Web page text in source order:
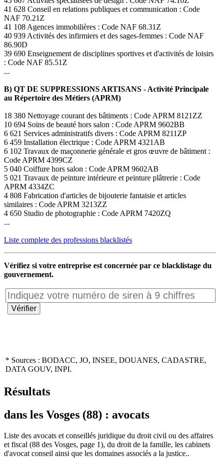
41 628 Conseil en relations publiques et communication : Code
NAF 70.21Z
41 108 Agences immobilières : Code NAF 68.31Z
40 939 Activités des infirmiers et des sages-femmes : Code NAF
86.90D
39 690 Enseignement de disciplines sportives et d'activités de loisirs
: Code NAF 85.51Z
...
B) QT DE SUPPRESSIONS ARTISANS - Activité Principale
au Répertoire des Métiers (APRM)
18 380 Nettoyage courant des bâtiments : Code APRM 8121ZZ
10 694 Soins de beauté hors salon : Code APRM 9602BB
6 621 Services administratifs divers : Code APRM 8211ZP
6 459 Installation électrique : Code APRM 4321AB
6 102 Travaux de maçonnerie générale et gros œuvre de bâtiment :
Code APRM 4399CZ
5 040 Coiffure hors salon : Code APRM 9602AB
5 021 Travaux de peinture intérieure et peinture plâtrerie : Code
APRM 4334ZC
4 808 Fabrication d'articles de bijouterie fantaisie et articles
similaires : Code APRM 3213ZZ
4 650 Studio de photographie : Code APRM 7420ZQ
...
Liste complete des professions blacklistés
Vérifiez si votre entreprise est concernée par ce blacklistage du
gouvernement.
* Sources : BODACC, JO, INSEE, DOUANES, CADASTRE,
DATA GOUV, INPI.
Résultats
dans les Vosges (88) : avocats
Liste des avocats et conseillés juridique du droit civil ou des affaires
et fiscal (88 des Vosges, page 1), du droit de la famille, les cabinets
d'avocat conseil ainsi que les domaines associés a la justice..